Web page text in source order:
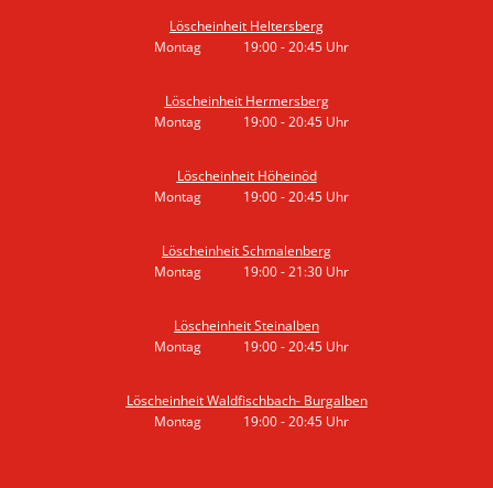
Löscheinheit Heltersberg
Montag
19:00-20:45 Uhr
Löscheinheit Hermersberg
Montag
19:00-20:45 Uhr
Löscheinheit Höheinöd
Montag
19:00-20:45 Uhr
Löscheinheit Schmalenberg
Montag
19:00-21:30 Uhr
Löscheinheit Steinalben
Montag
19:00-20:45 Uhr
Löscheinheit Waldfischbach- Burgalben
Montag
19:00-20:45 Uhr